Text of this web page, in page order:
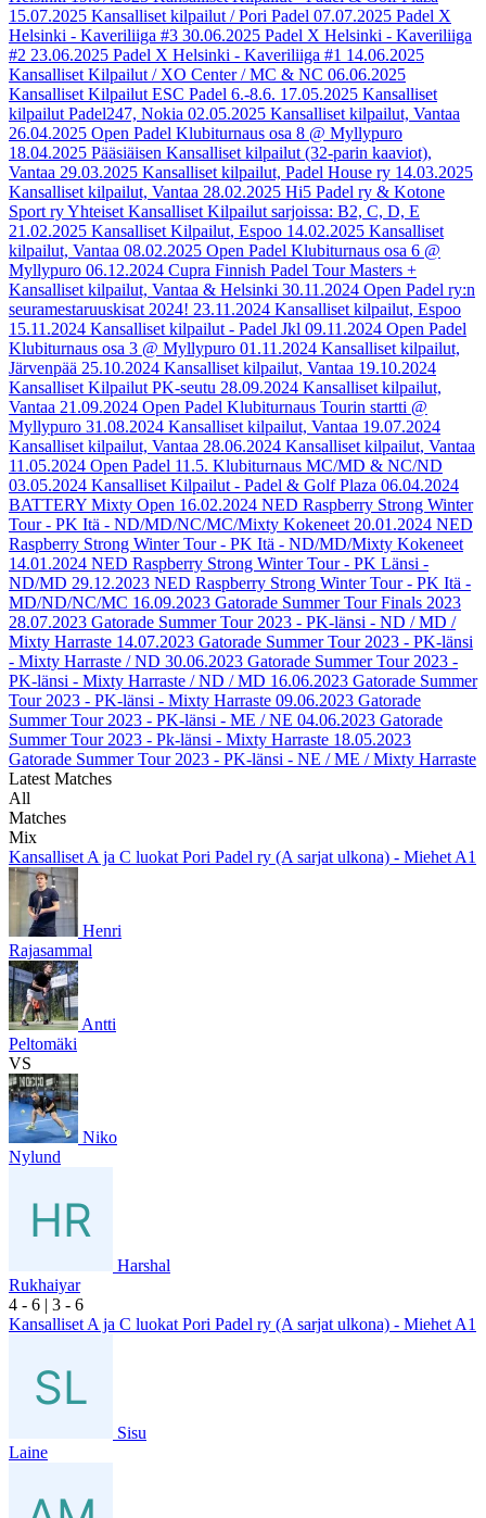
15.07.2025 Kansalliset kilpailut / Pori Padel 07.07.2025 Padel X
Helsinki - Kaveriliiga #3 30.06.2025 Padel X Helsinki - Kaveriliiga
#2 23.06.2025 Padel X Helsinki - Kaveriliiga #1 14.06.2025
Kansalliset Kilpailut / XO Center / MC & NC 06.06.2025
Kansalliset Kilpailut ESC Padel 6.-8.6. 17.05.2025 Kansalliset
kilpailut Padel247, Nokia 02.05.2025 Kansalliset kilpailut, Vantaa
26.04.2025 Open Padel Klubiturnaus osa 8 @ Myllypuro
18.04.2025 Pääsiäisen Kansalliset kilpailut (32-parin kaaviot),
Vantaa 29.03.2025 Kansalliset kilpailut, Padel House ry 14.03.2025
Kansalliset kilpailut, Vantaa 28.02.2025 Hi5 Padel ry & Kotone
Sport ry Yhteiset Kansalliset Kilpailut sarjoissa: B2, C, D, E
21.02.2025 Kansalliset Kilpailut, Espoo 14.02.2025 Kansalliset
kilpailut, Vantaa 08.02.2025 Open Padel Klubiturnaus osa 6 @
Myllypuro 06.12.2024 Cupra Finnish Padel Tour Masters +
Kansalliset kilpailut, Vantaa & Helsinki 30.11.2024 Open Padel ry:n
seuramestaruuskisat 2024! 23.11.2024 Kansalliset kilpailut, Espoo
15.11.2024 Kansalliset kilpailut - Padel Jkl 09.11.2024 Open Padel
Klubiturnaus osa 3 @ Myllypuro 01.11.2024 Kansalliset kilpailut,
Järvenpää 25.10.2024 Kansalliset kilpailut, Vantaa 19.10.2024
Kansalliset Kilpailut PK-seutu 28.09.2024 Kansalliset kilpailut,
Vantaa 21.09.2024 Open Padel Klubiturnaus Tourin startti @
Myllypuro 31.08.2024 Kansalliset kilpailut, Vantaa 19.07.2024
Kansalliset kilpailut, Vantaa 28.06.2024 Kansalliset kilpailut, Vantaa
11.05.2024 Open Padel 11.5. Klubiturnaus MC/MD & NC/ND
03.05.2024 Kansalliset Kilpailut - Padel & Golf Plaza 06.04.2024
BATTERY Mixty Open 16.02.2024 NED Raspberry Strong Winter
Tour - PK Itä - ND/MD/NC/MC/Mixty Kokeneet 20.01.2024 NED
Raspberry Strong Winter Tour - PK Itä - ND/MD/Mixty Kokeneet
14.01.2024 NED Raspberry Strong Winter Tour - PK Länsi -
ND/MD 29.12.2023 NED Raspberry Strong Winter Tour - PK Itä -
MD/ND/NC/MC 16.09.2023 Gatorade Summer Tour Finals 2023
28.07.2023 Gatorade Summer Tour 2023 - PK-länsi - ND / MD /
Mixty Harraste 14.07.2023 Gatorade Summer Tour 2023 - PK-länsi
- Mixty Harraste / ND 30.06.2023 Gatorade Summer Tour 2023 -
PK-länsi - Mixty Harraste / ND / MD 16.06.2023 Gatorade Summer
Tour 2023 - PK-länsi - Mixty Harraste 09.06.2023 Gatorade
Summer Tour 2023 - PK-länsi - ME / NE 04.06.2023 Gatorade
Summer Tour 2023 - Pk-länsi - Mixty Harraste 18.05.2023
Gatorade Summer Tour 2023 - PK-länsi - NE / ME / Mixty Harraste
Latest Matches
All
Matches
Mix
Kansalliset A ja C luokat Pori Padel ry (A sarjat ulkona) - Miehet A1
Henri
Rajasammal
Antti
Peltomäki
VS
Niko
Nylund
Harshal
Rukhaiyar
4 - 6 | 3 - 6
Kansalliset A ja C luokat Pori Padel ry (A sarjat ulkona) - Miehet A1
Sisu
Laine